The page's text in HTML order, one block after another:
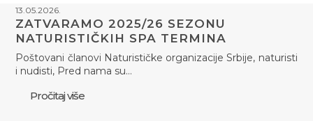
13.05.2026.
ZATVARAMO 2025/26 SEZONU
NATURISTIČKIH SPA TERMINA
Poštovani članovi Naturističke organizacije Srbije, naturisti
i nudisti, Pred nama su…
Pročitaj više